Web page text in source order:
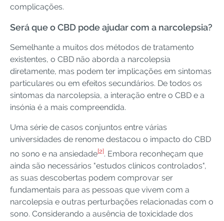
complicações.
Será que o CBD pode ajudar com a narcolepsia?
Semelhante a muitos dos métodos de tratamento
existentes, o CBD não aborda a narcolepsia
diretamente, mas podem ter implicações em sintomas
particulares ou em efeitos secundários. De todos os
sintomas da narcolepsia, a interação entre o CBD e a
insónia é a mais compreendida.
Uma série de casos conjuntos entre várias
universidades de renome destacou o impacto do CBD
no sono e na ansiedade[2]. Embora reconheçam que
ainda são necessários "estudos clínicos controlados",
as suas descobertas podem comprovar ser
fundamentais para as pessoas que vivem com a
narcolepsia e outras perturbações relacionadas com o
sono. Considerando a ausência de toxicidade dos